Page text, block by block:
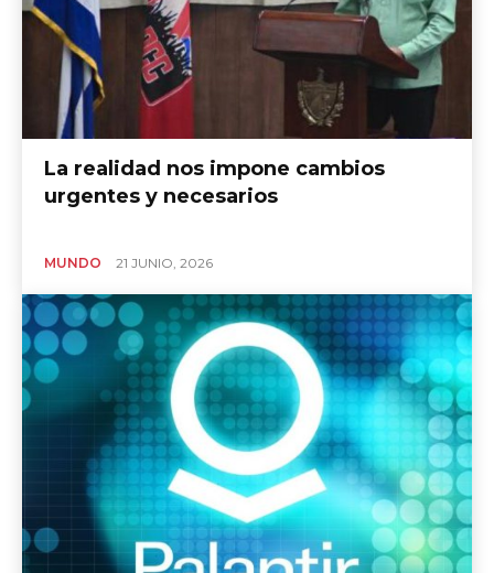
La realidad nos impone cambios
urgentes y necesarios
MUNDO 21 JUNIO, 2026